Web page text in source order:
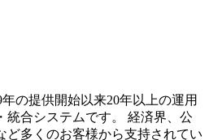
の提供開始以来20年以上の運用
合システムです。 経済界、公
多くのお客様から支持されてい